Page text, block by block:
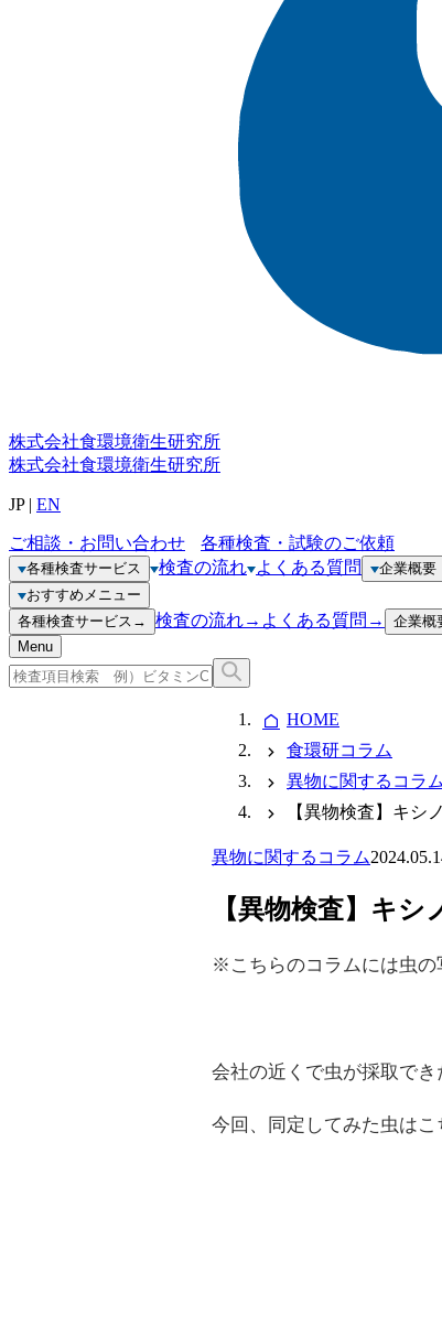
株式会社食環境衛生研究所
株式会社食環境衛生研究所
JP| EN
ご相談・お問い合わせ 各種検査・試験のご依頼
各種検査サービス 検査の流れ よくある質問
企業概要
おすすめメニュー
各種検査サービス → 検査の流れ→ よくある質問 → 企業概
Menu
HOME
食環研コラム
異物に関するコラム
【異物検査】キシ
異物に関するコラム
【異物検査】キ
※こちらのコラムには虫の
会社の近くで虫が採取でき
今回、同定してみた虫は